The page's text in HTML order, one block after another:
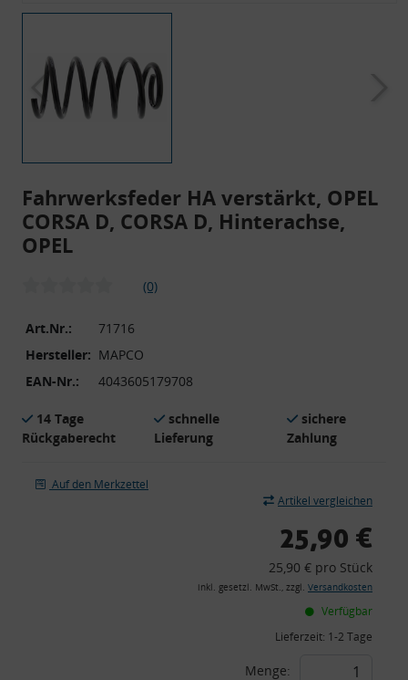
Fahrwerksfeder HA verstärkt, OPEL
CORSA D, CORSA D, Hinterachse,
OPEL
(0)
Art.Nr.:
71716
Hersteller: MAPCO
EAN-Nr.:
4043605179708
14 Tage
Rückgaberecht
schnelle
Lieferung
sichere
Zahlung
Auf den Merkzettel
Artikel vergleichen
25,90 €
25,90 € pro Stück
inkl. gesetzl. MwSt., zzgl. Versandkosten
Verfügbar
Lieferzeit: 1-2 Tage
Menge: